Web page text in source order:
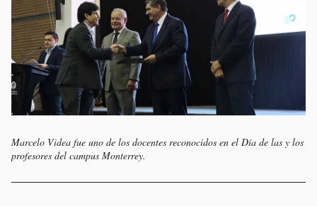
Marcelo Videa fue uno de los docentes reconocidos en el Día de las y los
profesores del campus Monterrey.